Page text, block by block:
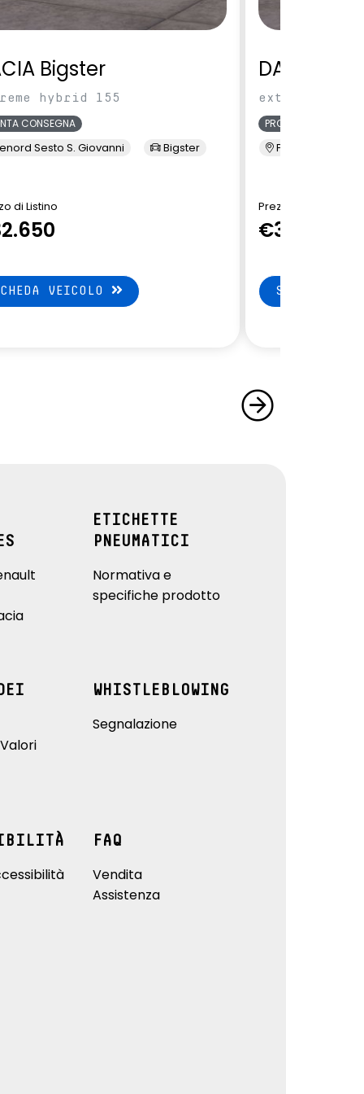
Bigster
hybrid 155
CONSEGNA
Sesto S. Giovanni Bigster
di Listino
VEICOLO
DACIA
extreme
PRONTA CONSEGNA
Presso Terzi
Prezzo di Listino
€33.150
SCHEDA
ETICHETTE
PNEUMATICI
Normativa e
specifiche prodotto
WHISTLEBLOWING
Segnalazione
FAQ
Vendita
Assistenza